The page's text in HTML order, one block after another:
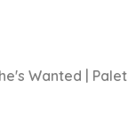
Wanted |